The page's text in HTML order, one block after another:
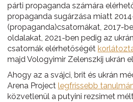
párti propaganda számára
propaganda sugárzása miatt
(propaganda)csatornákat, 2017-
oldalakat, 2021-ben pedig az
csatornák elérhetőségét
majd Vologyimir Zelenszkij ukrán
Ahogy az a svájci, brit és ukrán
Arena Project legfrissebb
közvetlenül a putyini rezsimet